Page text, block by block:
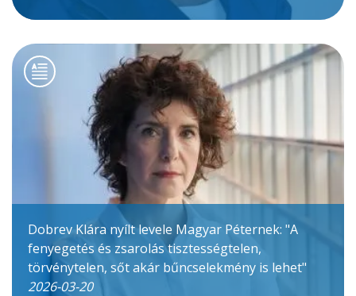
Dobrev Klára nyílt levele Magyar Péternek: "A
fenyegetés és zsarolás tisztességtelen,
törvénytelen, sőt akár bűncselekmény is lehet"
2026-03-20